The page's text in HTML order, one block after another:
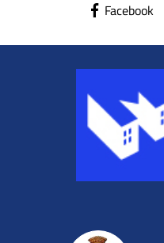
Facebook